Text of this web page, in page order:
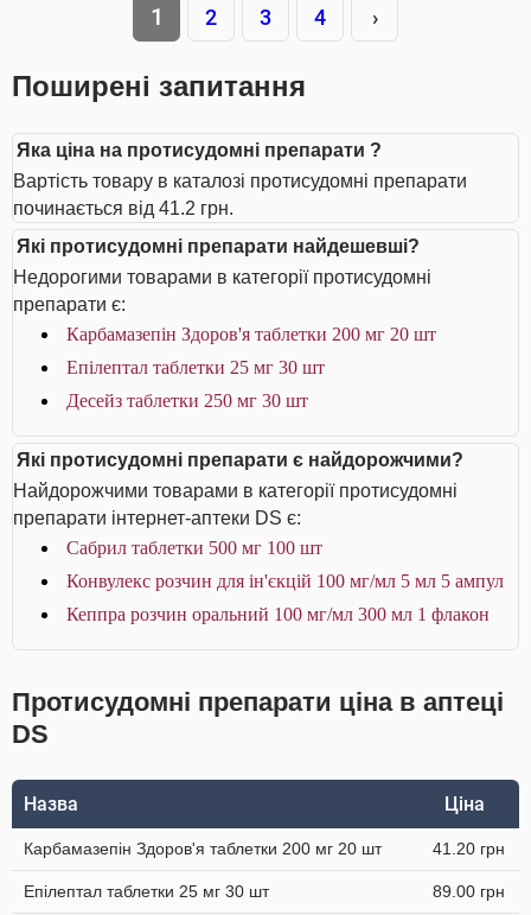
1 2 3 4 ›
Поширені запитання
Яка ціна на протисудомні препарати ?
Вартість товару в каталозі протисудомні препарати
починається від 41.2 грн.
Які протисудомні препарати найдешевші?
Недорогими товарами в категорії протисудомні
препарати є:
Карбамазепін Здоров'я таблетки 200 мг 20 шт
Епілептал таблетки 25 мг 30 шт
Десейз таблетки 250 мг 30 шт
Які протисудомні препарати є найдорожчими?
Найдорожчими товарами в категорії протисудомні
препарати інтернет-аптеки DS є:
Сабрил таблетки 500 мг 100 шт
Конвулекс розчин для ін'єкцій 100 мг/мл 5 мл 5 ампул
Кеппра розчин оральний 100 мг/мл 300 мл 1 флакон
Протисудомні препарати ціна в аптеці
DS
Назва Ціна
Карбамазепін Здоров'я таблетки 200 мг 20 шт 41.20 грн
Епілептал таблетки 25 мг 30 шт 89.00 грн